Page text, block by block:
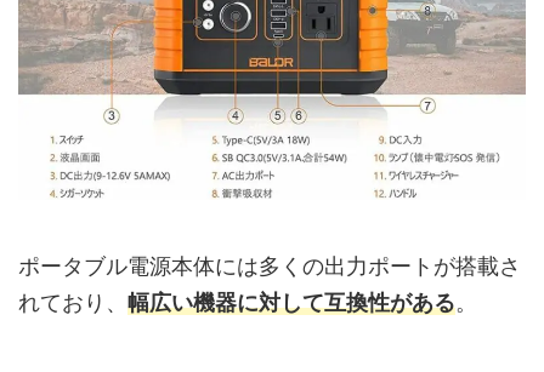
ポータブル電源本体には多くの出力ポートが搭載さ
れており、 幅広い機器に対して互換性がある。